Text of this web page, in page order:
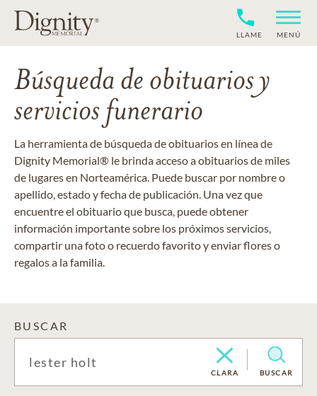
LLAME MENÚ
Búsqueda de obituarios y
servicios funerario
La herramienta de búsqueda de obituarios en línea de
Dignity Memorial® le brinda acceso a obituarios de miles
de lugares en Norteamérica. Puede buscar por nombre o
apellido, estado y fecha de publicación. Una vez que
encuentre el obituario que busca, puede obtener
información importante sobre los próximos servicios,
compartir una foto o recuerdo favorito y enviar flores o
regalos a la familia.
BUSCAR
CLARA BUSCAR